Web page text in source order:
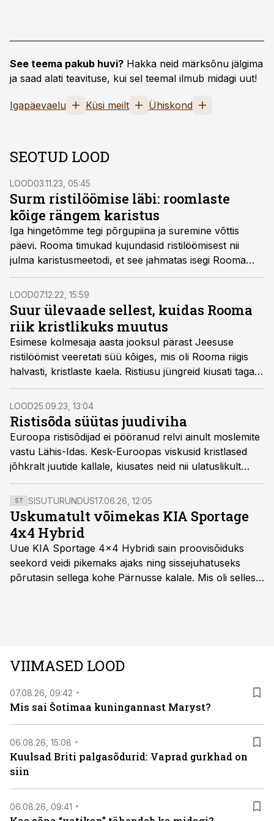
See teema pakub huvi? Hakka neid märksõnu jälgima
ja saad alati teavituse, kui sel teemal ilmub midagi uut!
Igapäevaelu Küsi meilt Ühiskond
SEOTUD LOOD
LOOD03.11.23, 05:45
Surm ristilöömise läbi: roomlaste
kõige rängem karistus
Iga hingetõmme tegi põrgupiina ja suremine võttis
päevi. Rooma timukad kujundasid ristilöömisest nii
julma karistusmeetodi, et see jahmatas isegi Rooma
enda eliiti. Jeesus ei olnud kaugeltki ainus ohver.
LOOD07.12.22, 15:59
Suur ülevaade sellest, kuidas Rooma
riik kristlikuks muutus
Esimese kolmesaja aasta jooksul pärast Jeesuse
ristilöömist veeretati süü kõiges, mis oli Rooma riigis
halvasti, kristlaste kaela. Ristiusu jüngreid kiusati taga,
piinati ja tapeti. See kõik lõppes kui noaga lõigatult siis,
kui keiser Constantinus I nägi taevas ilmutust.
LOOD25.09.23, 13:04
Ristisõda süütas juudiviha
Euroopa ristisõdijad ei pööranud relvi ainult moslemite
vastu Lähis-Idas. Kesk-Euroo­pas viskusid kristlased
jõhkralt juutide kallale, kiusates neid nii ulatuslikult
taga, et juudi kogukonnad juuriti paljudes kohtades
täielikult välja.
ST SISUTURUNDUS17.06.26, 12:05
Uskumatult võimekas KIA Sportage
4x4 Hybrid
Uue KIA Sportage 4x4 Hybridi sain proovisõiduks
seekord veidi pikemaks ajaks ning sissejuhatuseks
põrutasin sellega kohe Pärnusse kalale. Mis oli selles
VIIMASED LOOD
07.08.26, 09:42
Mis sai Šotimaa kuningannast Maryst?
06.08.26, 15:08
Kuulsad Briti palgasõdurid: Vaprad gurkhad on
siin
06.08.26, 09:41